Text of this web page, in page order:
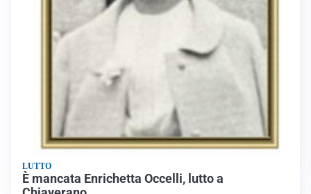
LUTTO
È mancata Enrichetta Occelli, lutto a